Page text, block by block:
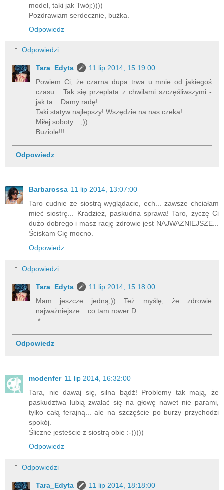
model, taki jak Twój:))))
Pozdrawiam serdecznie, buźka.
Odpowiedz
Odpowiedzi
Tara_Edyta
11 lip 2014, 15:19:00
Powiem Ci, że czarna dupa trwa u mnie od jakiegoś
czasu... Tak się przeplata z chwilami szczęśliwszymi -
jak ta... Damy radę!
Taki statyw najlepszy! Wszędzie na nas czeka!
Miłej soboty... ;))
Buziole!!!
Odpowiedz
Barbarossa 11 lip 2014, 13:07:00
Taro cudnie ze siostrą wyglądacie, ech... zawsze chciałam
mieć siostrę... Kradzież, paskudna sprawa! Taro, życzę Ci
dużo dobrego i masz rację zdrowie jest NAJWAŻNIEJSZE...
Ściskam Cię mocno.
Odpowiedz
Odpowiedzi
Tara_Edyta
11 lip 2014, 15:18:00
Mam jeszcze jedną;)) Też myślę, że zdrowie
najważniejsze... co tam rower:D
:*
Odpowiedz
modenfer 11 lip 2014, 16:32:00
Tara, nie dawaj się, silna bądź! Problemy tak mają, że
paskudztwa lubią zwalać się na głowę nawet nie parami,
tylko całą ferajną... ale na szczęście po burzy przychodzi
spokój.
Śliczne jesteście z siostrą obie :-)))))
Odpowiedz
Odpowiedzi
Tara_Edyta
11 lip 2014, 18:18:00